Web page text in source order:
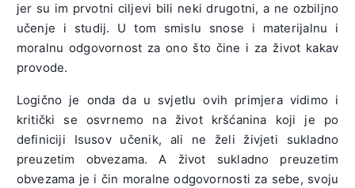
jer su im prvotni ciljevi bili neki drugotni, a ne ozbiljno
učenje i studij. U tom smislu snose i materijalnu i
moralnu odgovornost za ono što čine i za život kakav
provode.
Logično je onda da u svjetlu ovih primjera vidimo i
kritički se osvrnemo na život kršćanina koji je po
definiciji Isusov učenik, ali ne želi živjeti sukladno
preuzetim obvezama. A život sukladno preuzetim
obvezama je i čin moralne odgovornosti za sebe, svoju